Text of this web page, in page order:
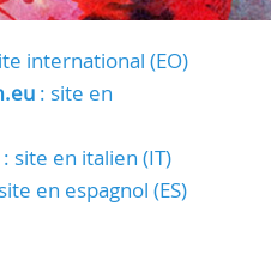
international (EO)
: site en
site en italien (IT)
en espagnol (ES)